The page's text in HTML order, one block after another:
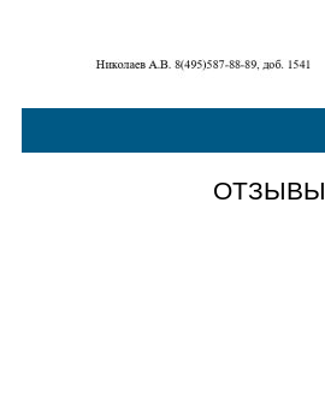
ОТЗЫВЫ